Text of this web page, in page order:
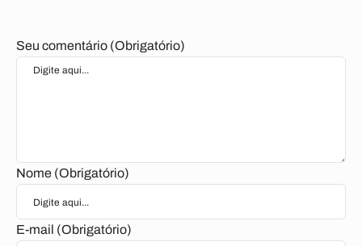
Seu comentário (Obrigatório)
Nome (Obrigatório)
E-mail (Obrigatório)